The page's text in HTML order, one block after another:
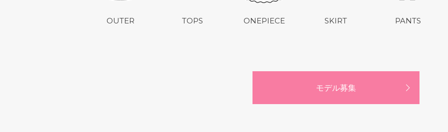
OUTER TOPS ONEPIECE SKIRT PANTS
モデル募集